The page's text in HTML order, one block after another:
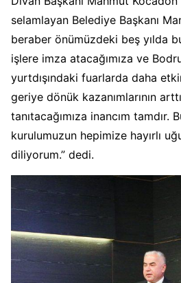
selamlayan Belediye Başkanı
beraber önümüzdeki beş yılda
işlere imza atacağımıza ve
yurtdışındaki fuarlarda daha
geriye dönük kazanımlarının
tanıtacağımıza inancım tamdır.
kurulumuzun hepimize hayırlı
diliyorum.” dedi.